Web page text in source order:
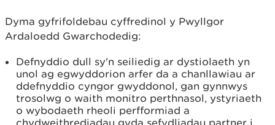
Dyma gyfrifoldebau cyffredinol y Pwyllgor
Ardaloedd Gwarchodedig:
Defnyddio dull sy'n seiliedig ar dystiolaeth yn
unol ag egwyddorion arfer da a chanllawiau ar
ddefnyddio cyngor gwyddonol, gan gynnwys
trosolwg o waith monitro perthnasol, ystyriaeth
o wybodaeth rheoli perfformiad a
chydweithrediadau gyda sefydliadau partner i